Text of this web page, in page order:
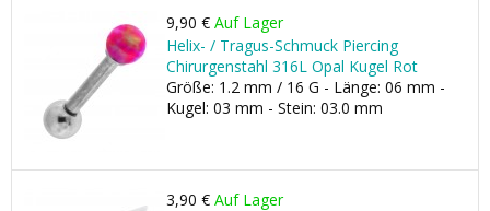
9,90 € Auf Lager
Helix- / Tragus-Schmuck Piercing
Chirurgenstahl 316L Opal Kugel Rot
Größe: 1.2 mm / 16 G - Länge: 06 mm -
Kugel: 03 mm - Stein: 03.0 mm
3,90 € Auf Lager